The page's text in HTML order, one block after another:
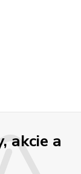
akcie a